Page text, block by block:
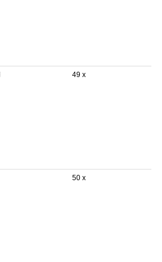
49 x
50 x